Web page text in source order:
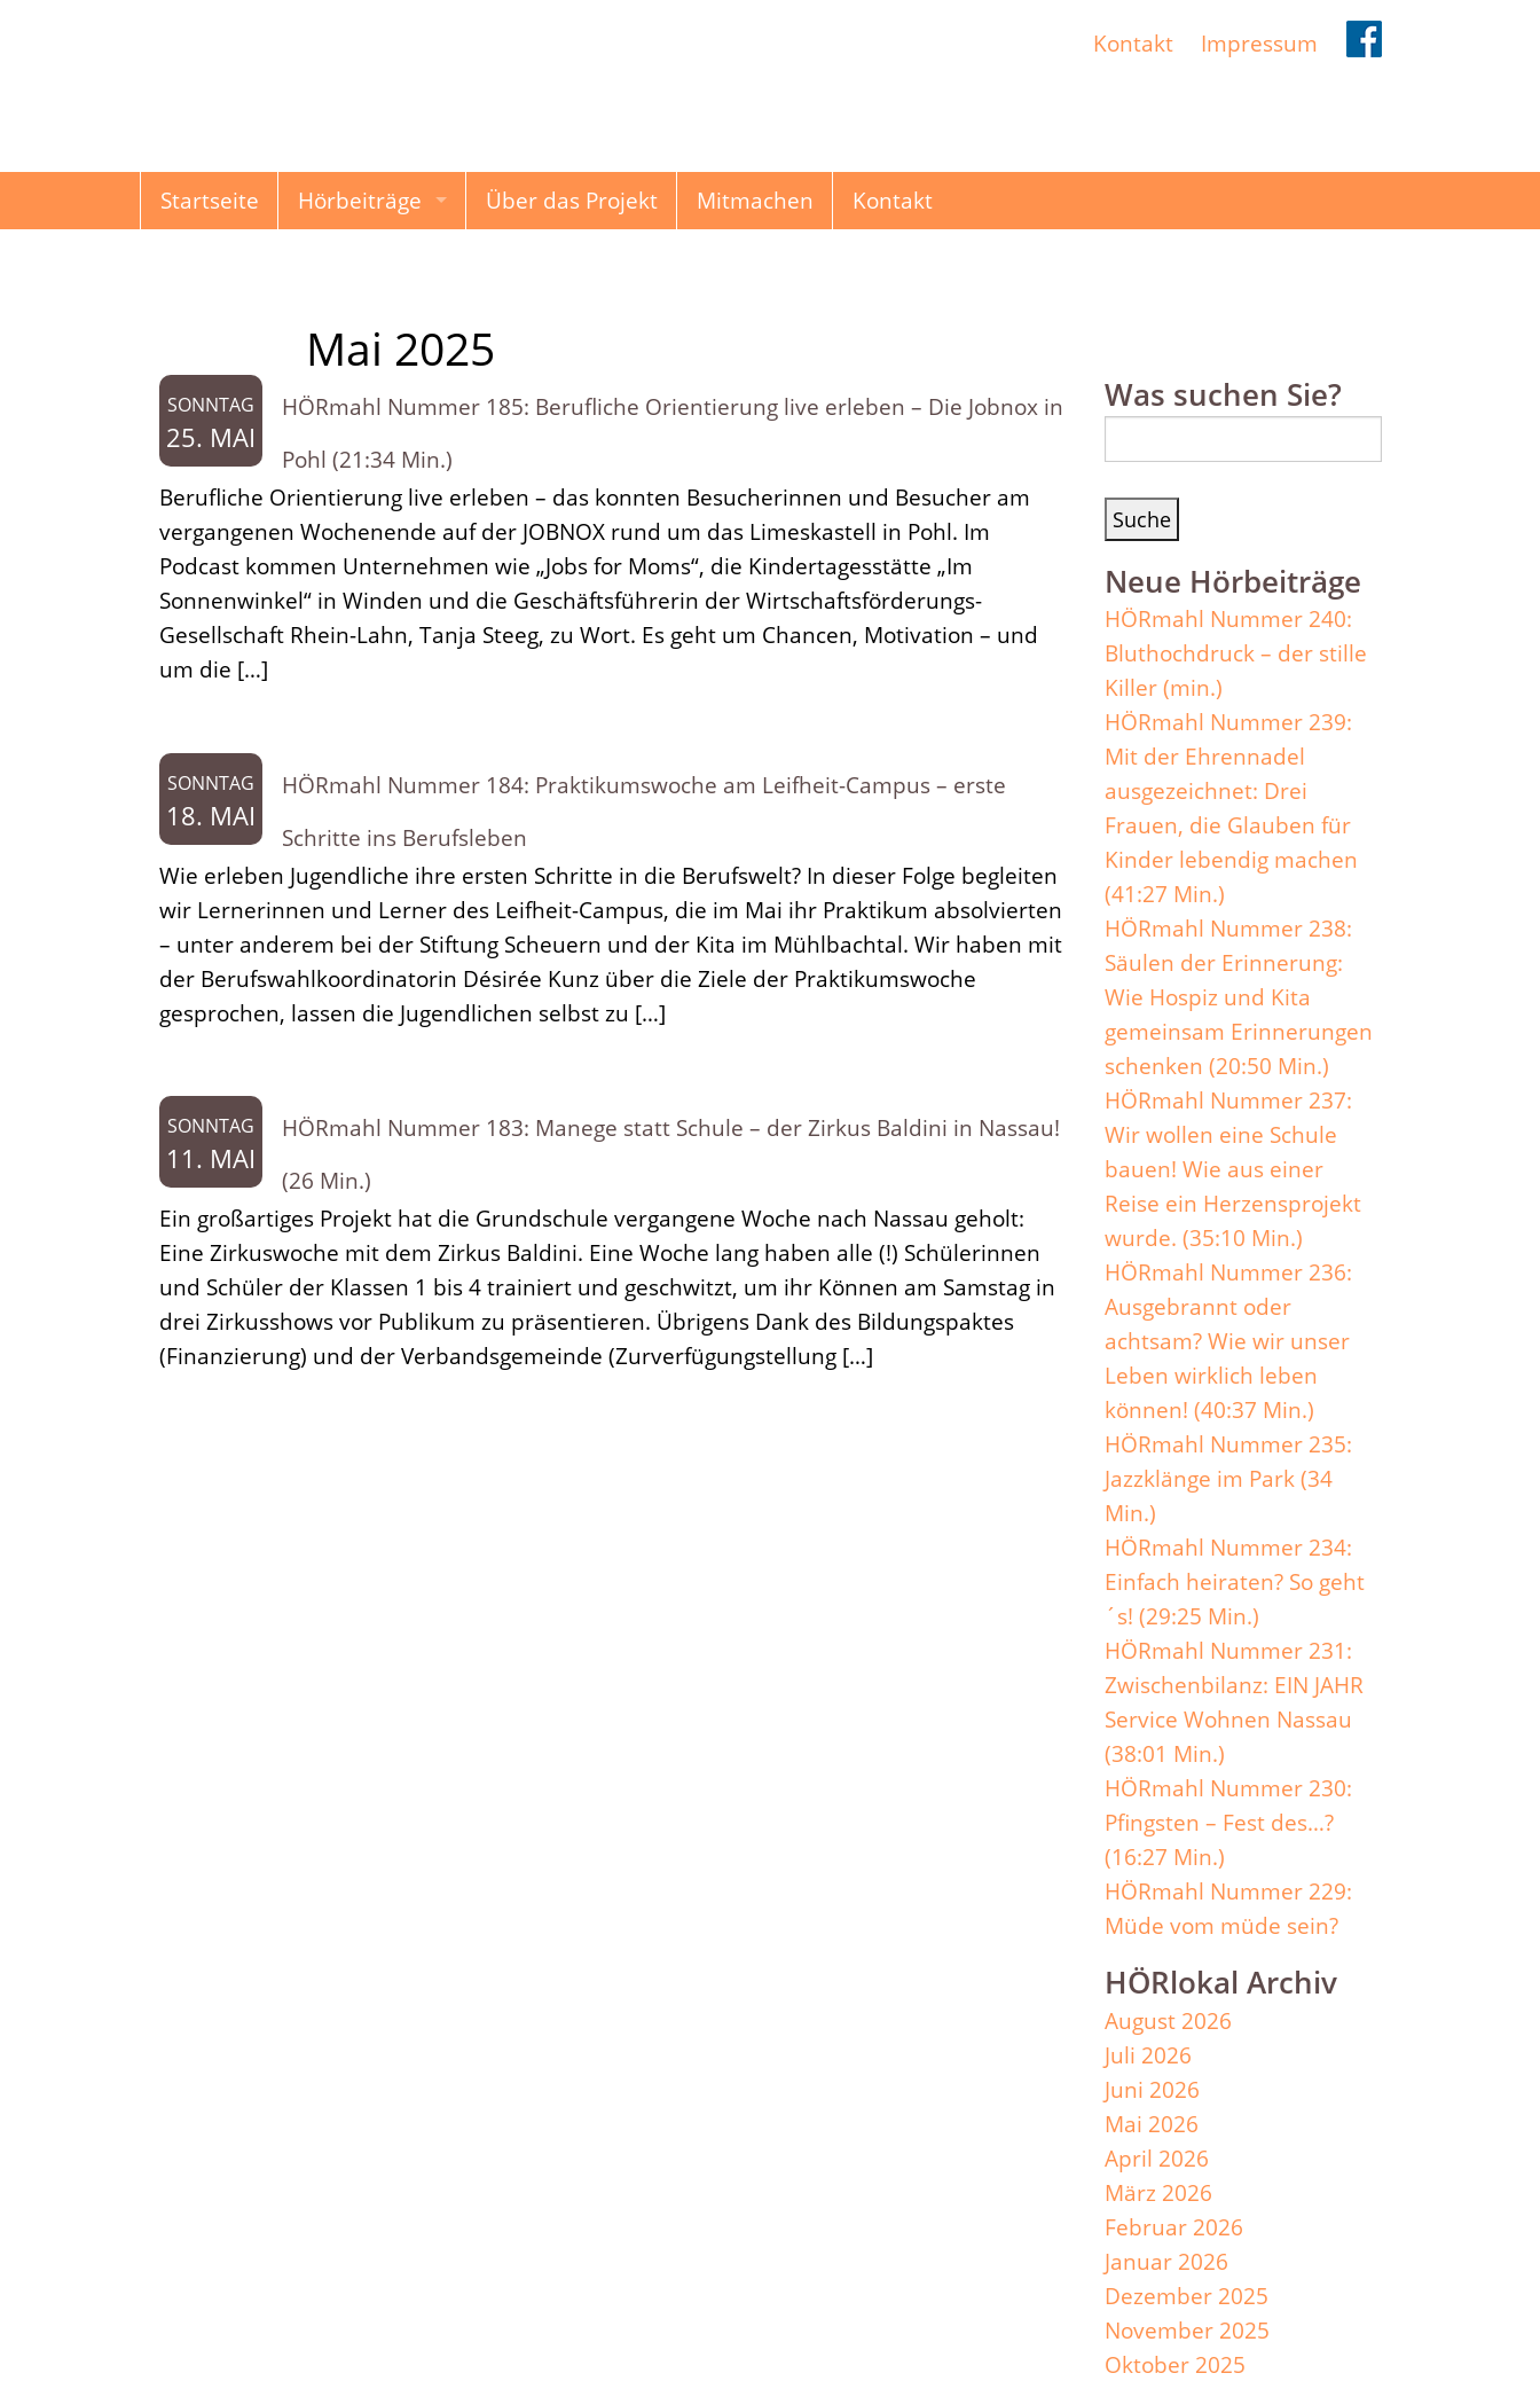
Kontakt Impressum
Startseite
Hörbeiträge
Damals & Heute
Erzählungen & Geschichten
Kindermund
Musikbox
Sonderfolgen
Über das Projekt Mitmachen Kontakt
Mai 2025
SONNTAG
25. MAI
HÖRmahl Nummer 185: Berufliche Orientierung live erleben – Die Jobnox in
Pohl (21:34 Min.)
Berufliche Orientierung live erleben – das konnten Besucherinnen und Besucher am
vergangenen Wochenende auf der JOBNOX rund um das Limeskastell in Pohl. Im
Podcast kommen Unternehmen wie „Jobs for Moms“, die Kindertagesstätte „Im
Sonnenwinkel“ in Winden und die Geschäftsführerin der Wirtschaftsförderungs-
Gesellschaft Rhein-Lahn, Tanja Steeg, zu Wort. Es geht um Chancen, Motivation – und
um die […]
SONNTAG
18. MAI
HÖRmahl Nummer 184: Praktikumswoche am Leifheit-Campus – erste
Schritte ins Berufsleben
Wie erleben Jugendliche ihre ersten Schritte in die Berufswelt? In dieser Folge begleiten
wir Lernerinnen und Lerner des Leifheit-Campus, die im Mai ihr Praktikum absolvierten
– unter anderem bei der Stiftung Scheuern und der Kita im Mühlbachtal. Wir haben mit
der Berufswahlkoordinatorin Désirée Kunz über die Ziele der Praktikumswoche
gesprochen, lassen die Jugendlichen selbst zu […]
SONNTAG
11. MAI
HÖRmahl Nummer 183: Manege statt Schule – der Zirkus Baldini in Nassau!
(26 Min.)
Ein großartiges Projekt hat die Grundschule vergangene Woche nach Nassau geholt:
Eine Zirkuswoche mit dem Zirkus Baldini. Eine Woche lang haben alle (!) Schülerinnen
und Schüler der Klassen 1 bis 4 trainiert und geschwitzt, um ihr Können am Samstag in
drei Zirkusshows vor Publikum zu präsentieren. Übrigens Dank des Bildungspaktes
(Finanzierung) und der Verbandsgemeinde (Zurverfügungstellung […]
Was suchen Sie?
Neue Hörbeiträge
HÖRmahl Nummer 240:
Bluthochdruck – der stille
Killer (min.)
HÖRmahl Nummer 239:
Mit der Ehrennadel
ausgezeichnet: Drei
Frauen, die Glauben für
Kinder lebendig machen
(41:27 Min.)
HÖRmahl Nummer 238:
Säulen der Erinnerung:
Wie Hospiz und Kita
gemeinsam Erinnerungen
schenken (20:50 Min.)
HÖRmahl Nummer 237:
Wir wollen eine Schule
bauen! Wie aus einer
Reise ein Herzensprojekt
wurde. (35:10 Min.)
HÖRmahl Nummer 236:
Ausgebrannt oder
achtsam? Wie wir unser
Leben wirklich leben
können! (40:37 Min.)
HÖRmahl Nummer 235:
Jazzklänge im Park (34
Min.)
HÖRmahl Nummer 234:
Einfach heiraten? So geht
´s! (29:25 Min.)
HÖRmahl Nummer 231:
Zwischenbilanz: EIN JAHR
Service Wohnen Nassau
(38:01 Min.)
HÖRmahl Nummer 230:
Pfingsten – Fest des…?
(16:27 Min.)
HÖRmahl Nummer 229:
Müde vom müde sein?
HÖRlokal Archiv
August 2026
Juli 2026
Juni 2026
Mai 2026
April 2026
März 2026
Februar 2026
Januar 2026
Dezember 2025
November 2025
Oktober 2025